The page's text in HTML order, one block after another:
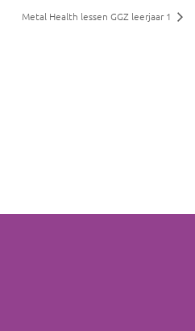
Metal Health lessen GGZ leerjaar 1